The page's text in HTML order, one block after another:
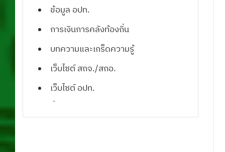
ข้อมูล อปท.
การเงินการคลังท้องถิ่น
บทความและเกร็ดความรู้
เว็บไซต์ สถจ./สถอ.
เว็บไซต์ อปท.